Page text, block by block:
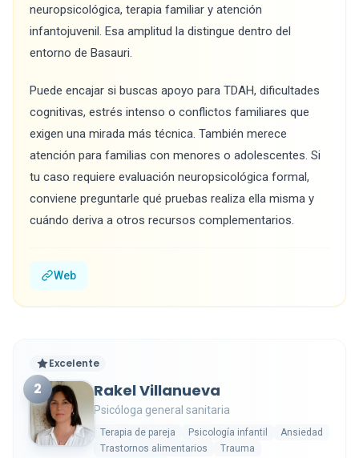
neuropsicológica, terapia familiar y atención
infantojuvenil. Esa amplitud la distingue dentro del
entorno de Basauri.
Puede encajar si buscas apoyo para TDAH, dificultades
cognitivas, estrés intenso o conflictos familiares que
exigen una mirada más técnica. También merece
atención para familias con menores o adolescentes. Si
tu caso requiere evaluación neuropsicológica formal,
conviene preguntarle qué pruebas realiza ella misma y
cuándo deriva a otros recursos complementarios.
Web
Excelente
2 Rakel Villanueva
Psicóloga general sanitaria
Terapia de pareja Psicología infantil
Ansiedad
Trastornos alimentarios
Trauma